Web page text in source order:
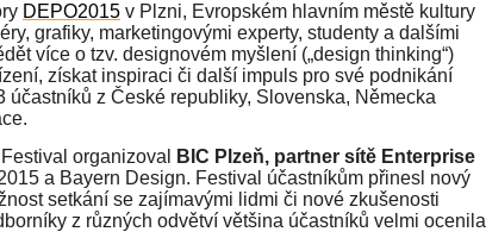
DEPO2015 v Plzni, Evropském hlavním městě kultury
grafiky, marketingovými experty, studenty a dalšími
více o tzv. designovém myšlení („design thinking“)
získat inspiraci či další impuls pro své podnikání
z České republiky, Slovenska, Německa
organizoval
BIC Plzeň, partner sítě Enterprise
a Bayern Design. Festival účastníkům přinesl nový
setkání se zajímavými lidmi či nové zkušenosti
z různých odvětví většina účastníků velmi ocenila